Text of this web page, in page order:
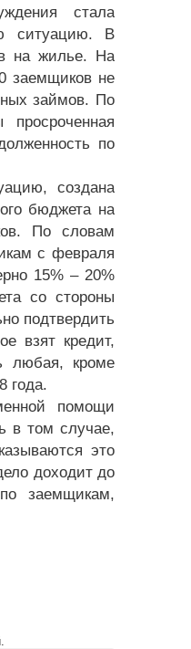
стала
ситуацию. В
на жилье. На
заемщиков не
займов. По
по
создана
бюджета на
По словам
с февраля
15% – 20%
со стороны
подтвердить
взят кредит,
любая, кроме
года.
помощи
в том случае,
это
доходит до
заемщикам,